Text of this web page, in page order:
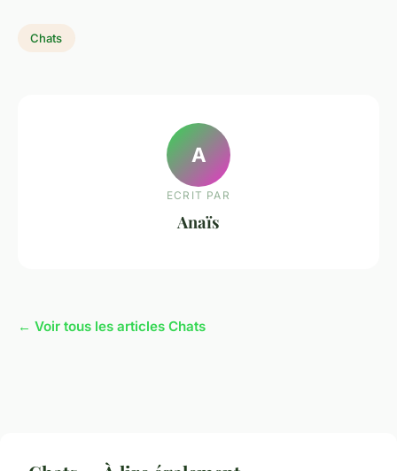
Chats
A
ECRIT PAR
Anaïs
← Voir tous les articles Chats